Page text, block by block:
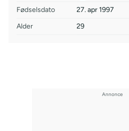
Fødselsdato
27. apr 1997
Alder
29